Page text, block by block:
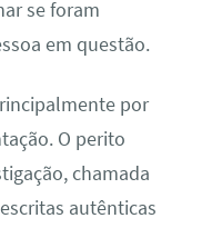
se foram
em questão.
por
O perito
chamada
autênticas